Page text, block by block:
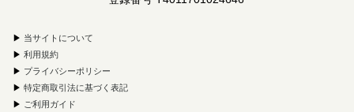
▶ 当サイトについて
▶ 利用規約
▶ プライバシーポリシー
▶ 特定商取引法に基づく表記
▶ ご利用ガイド